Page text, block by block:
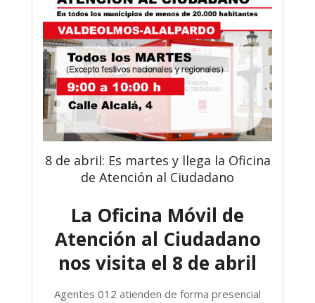
8 de abril: Es martes y llega la Oficina
de Atención al Ciudadano
La Oficina Móvil de
Atención al Ciudadano
nos visita el 8 de abril
Agentes 012 atienden de forma presencial